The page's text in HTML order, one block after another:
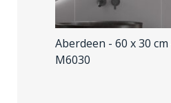
Aberdeen - 60 x 30 cm
M6030